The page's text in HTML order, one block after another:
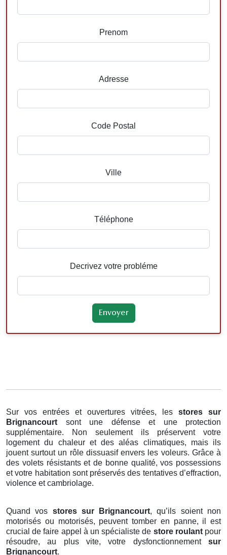
Prenom
Adresse
Code Postal
Ville
Téléphone
Decrivez votre probléme
Sur vos entrées et ouvertures vitrées, les stores
sur
Brignancourt sont une défense et une protection
supplémentaire. Non seulement ils préservent votre
logement du chaleur et des aléas climatiques, mais ils
jouent surtout un rôle dissuasif envers les voleurs. Grâce à
des volets résistants et de bonne qualité, vos possessions
et votre habitation sont préservés des tentatives d’effraction,
violence et cambriolage.
Quand vos stores sur Brignancourt, qu’ils soient non
motorisés ou motorisés, peuvent tomber en panne, il est
crucial de faire appel à un spécialiste de store roulantpour
résoudre, au plus vite, votre dysfonctionnement sur
Brignancourt.